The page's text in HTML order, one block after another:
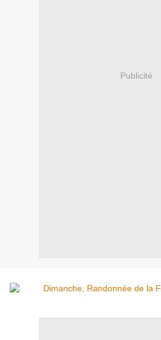
Publicité